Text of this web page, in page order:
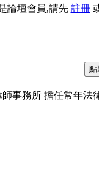
論壇會員,請先 註冊
師事務所 擔任常年法